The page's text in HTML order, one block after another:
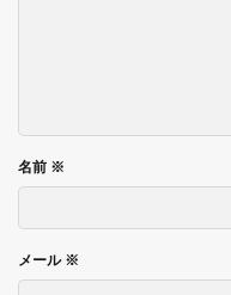
名前 ※
メール ※